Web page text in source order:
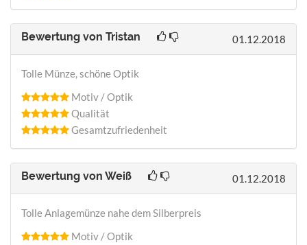
Bewertung von Tristan 01.12.2018
Tolle Münze, schöne Optik
Motiv / Optik
Qualität
Gesamtzufriedenheit
Bewertung von Weiß 01.12.2018
Tolle Anlagemünze nahe dem Silberpreis
Motiv / Optik